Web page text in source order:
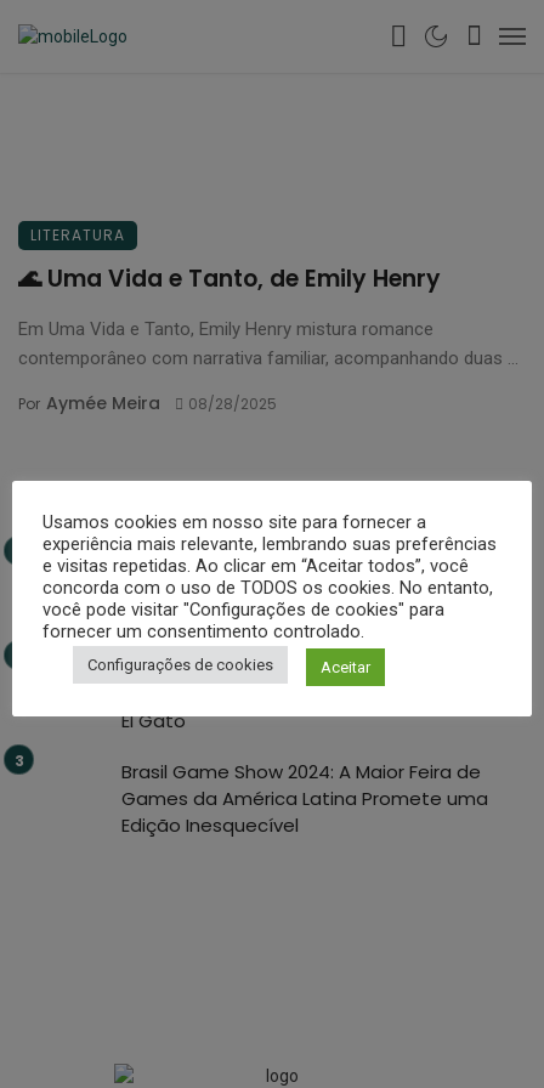
LITERATURA
🌊 Uma Vida e Tanto, de Emily Henry
Em Uma Vida e Tanto, Emily Henry mistura romance
contemporâneo com narrativa familiar, acompanhando duas ...
Por Aymée Meira 08/28/2025
Vencer os Jogos da Morte: Descubra O
Abismo de Celina, o Novo Lançamento de
Ariani Castelo
Brasil Game Show 2024: Participe do Beta
Exclusivo de El Hero, o Novo Battle Royale de
El Gato
Brasil Game Show 2024: A Maior Feira de
Games da América Latina Promete uma
Edição Inesquecível
Usamos cookies em nosso site para fornecer a
experiência mais relevante, lembrando suas preferências
e visitas repetidas. Ao clicar em “Aceitar todos”, você
concorda com o uso de TODOS os cookies. No entanto,
você pode visitar "Configurações de cookies" para
fornecer um consentimento controlado.
Configurações de cookies Aceitar